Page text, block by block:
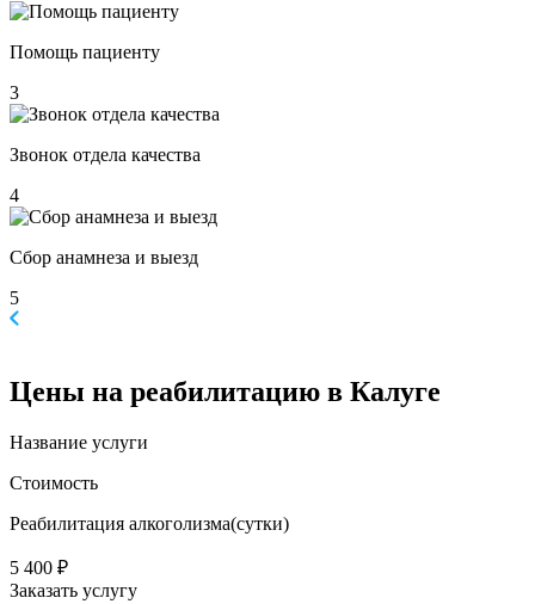
Помощь пациенту
3
Звонок отдела качества
4
Сбор анамнеза и выезд
5
Цены на реабилитацию в Калуге
Название услуги
Стоимость
Реабилитация алкоголизма(cутки)
5 400 ₽
Заказать услугу